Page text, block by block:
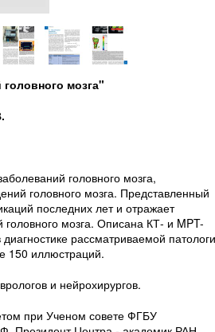
мозга"
головного мозга,
головного мозга. Представленный
последних лет и отражает
мозга. Описана КТ- и MPT-
рассматриваемой
150 иллюстраций.
и нейрохирургов.
при Ученом совете ФГБУ